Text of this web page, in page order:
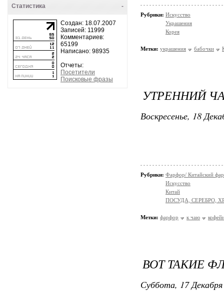
-
Статистика
Создан: 18.07.2007
Записей: 11999
Комментариев:
65199
Написано: 98935
Отчеты:
Посетители
Поисковые фразы
Рубрики: Искусство
Украшения
Корея
Метки: украшения бабочки
УТРЕННИЙ
Воскресенье, 18
Рубрики: Фарфор/ Китайский
Искусство
Китай
ПОСУДА, СЕРЕБРО,
Метки: фарфор к чаю
ВОТ ТАКИЕ
Суббота, 17